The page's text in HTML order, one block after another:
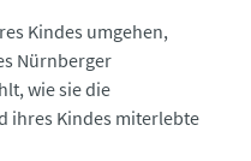
Kindes umgehen,
Nürnberger
wie sie die
ihres Kindes miterlebte